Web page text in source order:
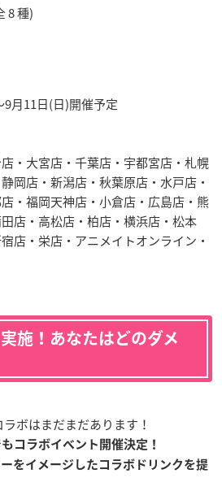
8 種)
月11日(日)開催予定
・大宮店・千葉店・宇都宮店・札幌
岡店・新潟店・秋葉原店・水戸店・
・福岡天神店・小倉店・広島店・熊
店・高松店・柏店・横浜店・松本
店・栄店・アニメイトオンライン・
施！あなたはどのダメ
ボはまだまだあります！
コラボイベント開催決定！
をイメージしたコラボドリンクを提